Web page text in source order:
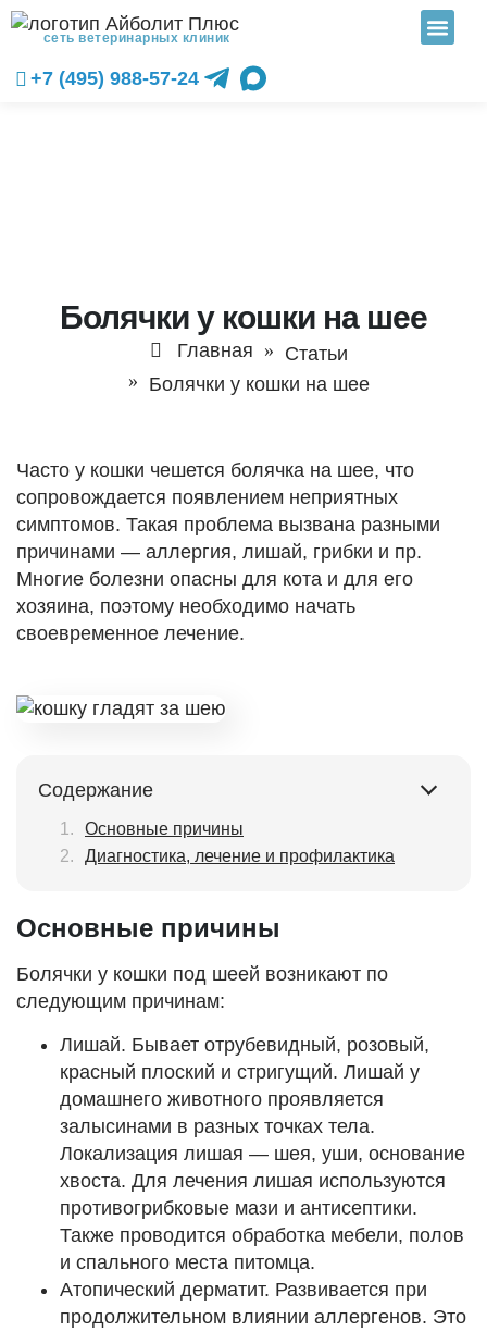
сеть ветеринарных клиник
+7 (495) 988-57-24
Болячки у кошки на шее
Главная
Статьи
Болячки у кошки на шее
Часто у кошки чешется болячка на шее, что
сопровождается появлением неприятных
симптомов. Такая проблема вызвана разными
причинами — аллергия, лишай, грибки и пр.
Многие болезни опасны для кота и для его
хозяина, поэтому необходимо начать
своевременное лечение.
Содержание
Основные причины
Диагностика, лечение и профилактика
Основные причины
Болячки у кошки под шеей возникают по
следующим причинам:
Лишай. Бывает отрубевидный, розовый,
красный плоский и стригущий. Лишай у
домашнего животного проявляется
залысинами в разных точках тела.
Локализация лишая — шея, уши, основание
хвоста. Для лечения лишая используются
противогрибковые мази и антисептики.
Также проводится обработка мебели, полов
и спального места питомца.
Атопический дерматит. Развивается при
продолжительном влиянии аллергенов. Это